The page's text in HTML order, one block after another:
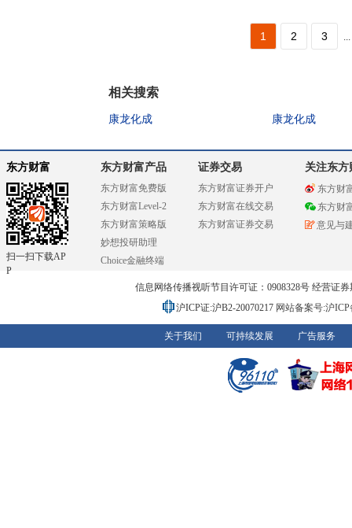
1 2 3 ...
相关搜索
康龙化成 康龙化成
东方财富
扫一扫下载AP
P
东方财富产品
东方财富免费版
东方财富Level-2
东方财富策略版
妙想投研助理
Choice金融终端
证券交易
东方财富证券开户
东方财富在线交易
东方财富证券交易
关注东方
东方财
东方财
意见与
信息网络传播视听节目许可证：0908328号 经营证
沪ICP证:沪B2-20070217 网站备案号:沪
关于我们 可持续发展 广告服务